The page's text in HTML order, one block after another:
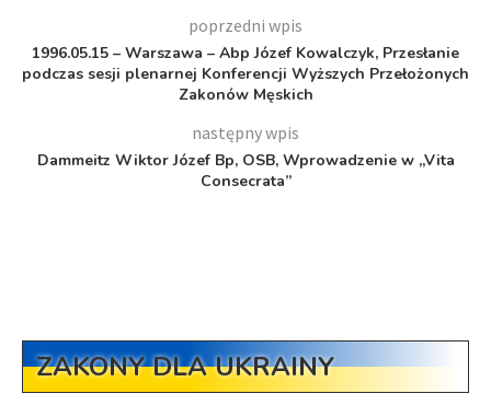
poprzedni wpis
1996.05.15 – Warszawa – Abp Józef Kowalczyk, Przesłanie
podczas sesji plenarnej Konferencji Wyższych Przełożonych
Zakonów Męskich
następny wpis
Dammeitz Wiktor Józef Bp, OSB, Wprowadzenie w „Vita
Consecrata”
ZAKONY DLA UKRAINY